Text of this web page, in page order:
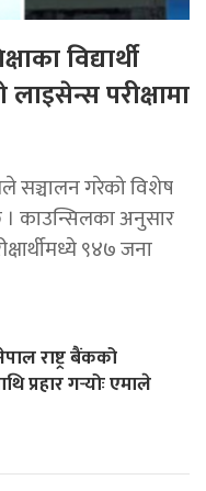
विद्यार्थी
परीक्षामा
सञ्चालन गरेको विशेष
। काउन्सिलका अनुसार
९४७ जना
राष्ट्र बैंकको
प्रहार गर्‍योः एमाले